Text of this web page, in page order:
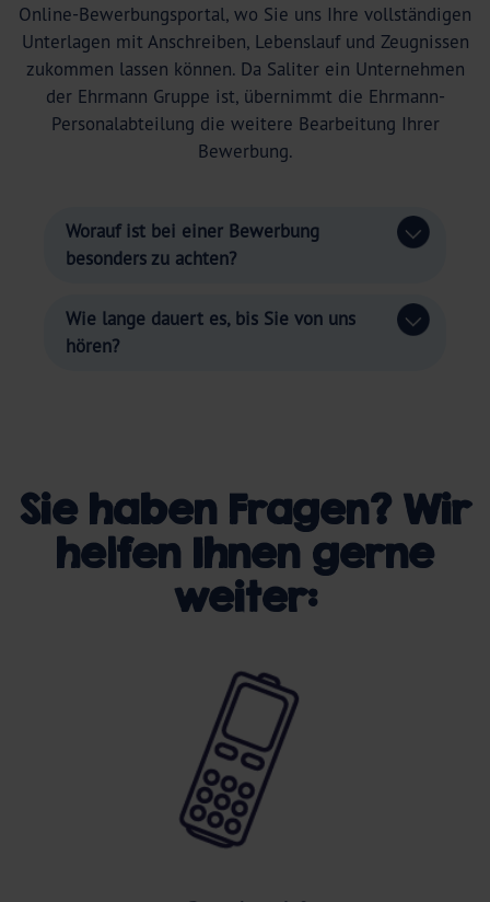
Online-Bewerbungsportal, wo Sie uns Ihre vollständigen
Unterlagen mit Anschreiben, Lebenslauf und Zeugnissen
zukommen lassen können. Da Saliter ein Unternehmen
der Ehrmann Gruppe ist, übernimmt die Ehrmann-
Personalabteilung die weitere Bearbeitung Ihrer
Bewerbung.
Worauf ist bei einer Bewerbung
besonders zu achten?
Wie lange dauert es, bis Sie von uns
hören?
Sie haben Fragen? Wir
helfen Ihnen gerne
weiter: